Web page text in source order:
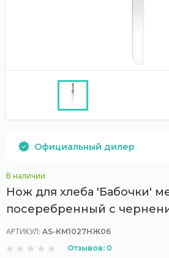
Официальный дилер
В наличии
Нож для хлеба 'Бабочки'
посеребренный с
АРТИКУЛ: AS-КМ1027НЖ06
Отзывов: 0